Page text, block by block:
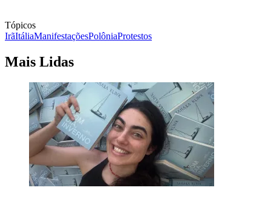
Tópicos
IrãItáliaManifestaçõesPolôniaProtestos
Mais Lidas